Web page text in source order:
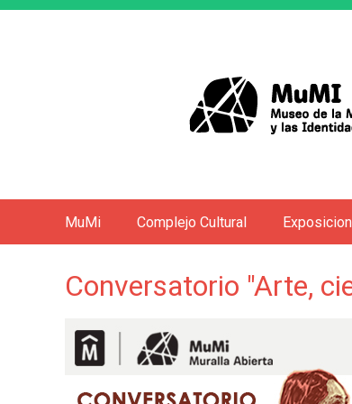
Conversatorio "Arte,
n
p
MuMi Complejo Cultural